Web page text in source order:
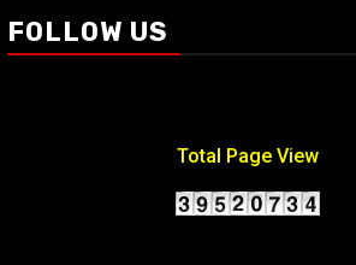
FOLLOW US
Total Page View